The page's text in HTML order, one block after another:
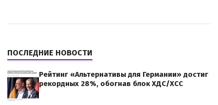
ПОСЛЕДНИЕ НОВОСТИ
Рейтинг «Альтернативы для Германии» достиг
рекордных 28%, обогнав блок ХДС/ХСС